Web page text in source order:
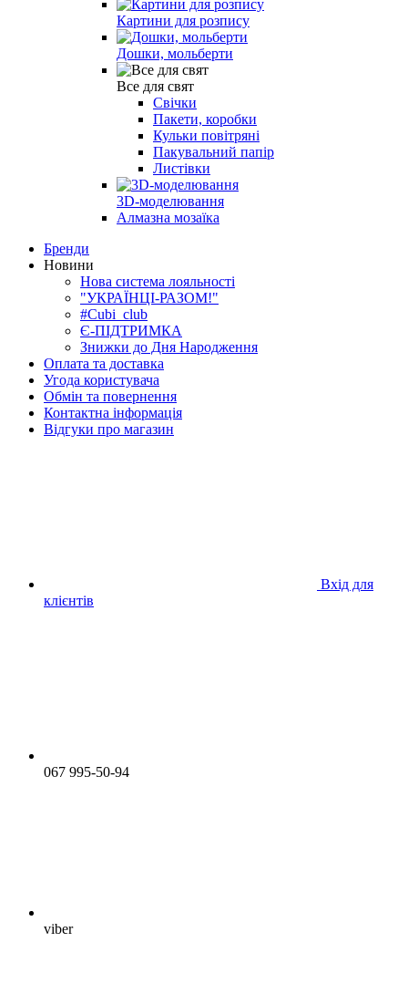
Картини для розпису
Дошки, мольберти
Все для свят
Свічки
Пакети, коробки
Кульки повітряні
Пакувальний папір
Листівки
3D-моделювання
Алмазна мозаїка
Бренди
Новини
Нова система лояльності
"УКРАЇНЦІ-РАЗОМ!"
#Cubi_club
Є-ПІДТРИМКА
Знижки до Дня Народження
Оплата та доставка
Угода користувача
Обмін та повернення
Контактна інформація
Відгуки про магазин
Вхід для
клієнтів
067 995-50-94
viber